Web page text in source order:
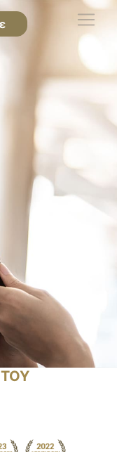
ΤΟΥ